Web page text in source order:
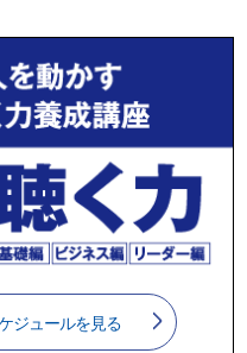
ジュールを見る